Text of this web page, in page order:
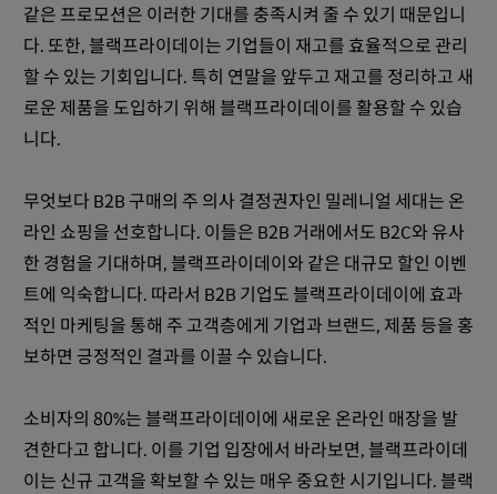
같은 프로모션은 이러한 기대를 충족시켜 줄 수 있기 때문입니
다. 또한, 블랙프라이데이는 기업들이 재고를 효율적으로 관리
할 수 있는 기회입니다. 특히 연말을 앞두고 재고를 정리하고 새
로운 제품을 도입하기 위해 블랙프라이데이를 활용할 수 있습
니다.
무엇보다 B2B 구매의 주 의사 결정권자인 밀레니얼 세대는 온
라인 쇼핑을 선호합니다. 이들은 B2B 거래에서도 B2C와 유사
한 경험을 기대하며, 블랙프라이데이와 같은 대규모 할인 이벤
트에 익숙합니다. 따라서 B2B 기업도 블랙프라이데이에 효과
적인 마케팅을 통해 주 고객층에게 기업과 브랜드, 제품 등을 홍
보하면 긍정적인 결과를 이끌 수 있습니다.
소비자의 80%는 블랙프라이데이에 새로운 온라인 매장을 발
견한다고 합니다. 이를 기업 입장에서 바라보면, 블랙프라이데
이는 신규 고객을 확보할 수 있는 매우 중요한 시기입니다. 블랙